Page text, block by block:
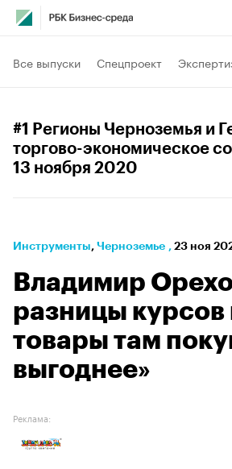
Все выпуски Спецпроект
#1 Регионы Черноземья и
торгово-экономическое
13 ноября 2020
Инструменты⁠, Черноземье , 23 ноя
Владимир
разницы
товары там
выгоднее»
Реклама: